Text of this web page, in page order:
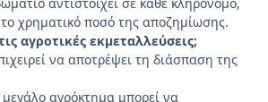
αντιστοιχεί σε κάθε κληρονόμο,
χρηματικό ποσό της αποζημίωσης.
αγροτικές εκμεταλλεύσεις;
να αποτρέψει τη διάσπαση της
αγρόκτημα μπορεί να